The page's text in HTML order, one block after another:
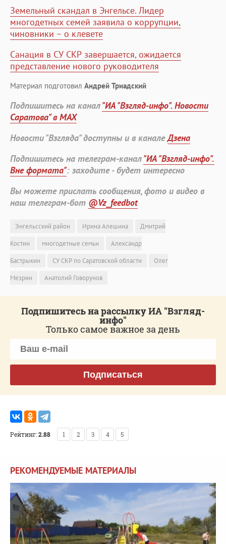
Земельный скандал в Энгельсе. Лидер
многодетных семей заявила о коррупции,
чиновники – о клевете
Санация в СУ СКР завершается, ожидается
представление нового руководителя
Материал подготовил Андрей Триадский
Подпишитесь на канал"ИА "Взгляд-инфо". Новости
Саратова" в MAX
Новости "Взгляда" доступны и в каналеДзена
Подпишитесь на телеграм-канал"ИА "Взгляд-инфо".
Вне формата": заходите - будет интересно
Вы можете прислать сообщения, фото и видео в
наш телеграм-бот @Vz_feedbot
Энгельсский район Ирина Алешина
Дмитрий
Костин
многодетные семьи
Александр
Бастрыкин
СУ СКР по Саратовской области
Олег
Мезрин
Анатолий Говорунов
Подпишитесь на рассылку ИА "Взгляд-
инфо"
Только самое важное за день
Подписаться
Рейтинг:2.88 1 2 3 4 5
РЕКОМЕНДУЕМЫЕ МАТЕРИАЛЫ